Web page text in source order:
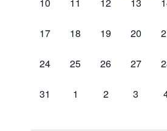
10 11 12 13
0 eventos,
17 0 eventos,
18 0 eventos,
19 0
20
0 eventos,
24 0 eventos,
25 0 eventos,
26 0
27
0 eventos,
31 0 eventos,
1 0 eventos,
2 0
3